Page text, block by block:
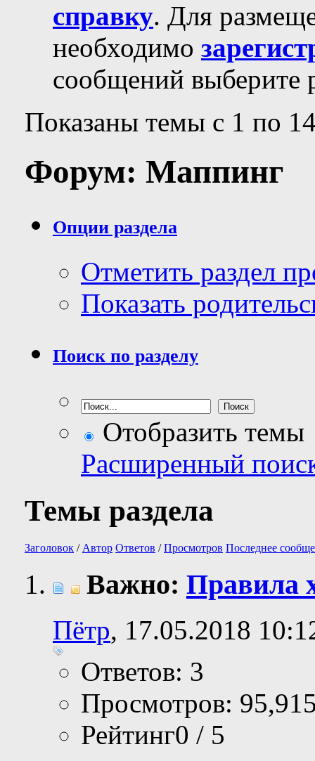
справку. Для
необходимо
сообщений выберите
Показаны темы с 1 по
Форум: Маппинг
Опции раздела
Отметить раздел
Показать
Поиск по разделу
Отобразить темы
Расширенный
Темы раздела
Заголовок / Автор Ответов /Просмотров Последнее
Важно: Правила
Пётр, 17.05.2018
Ответов: 3
Просмотров:
Рейтинг0 / 5